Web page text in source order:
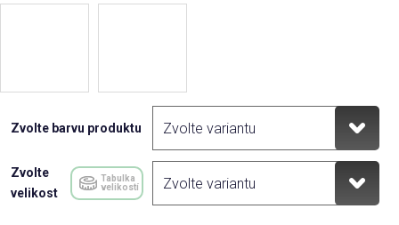
Zvolte barvu produktu
Zvolte
velikost
Tabulka
velikostí